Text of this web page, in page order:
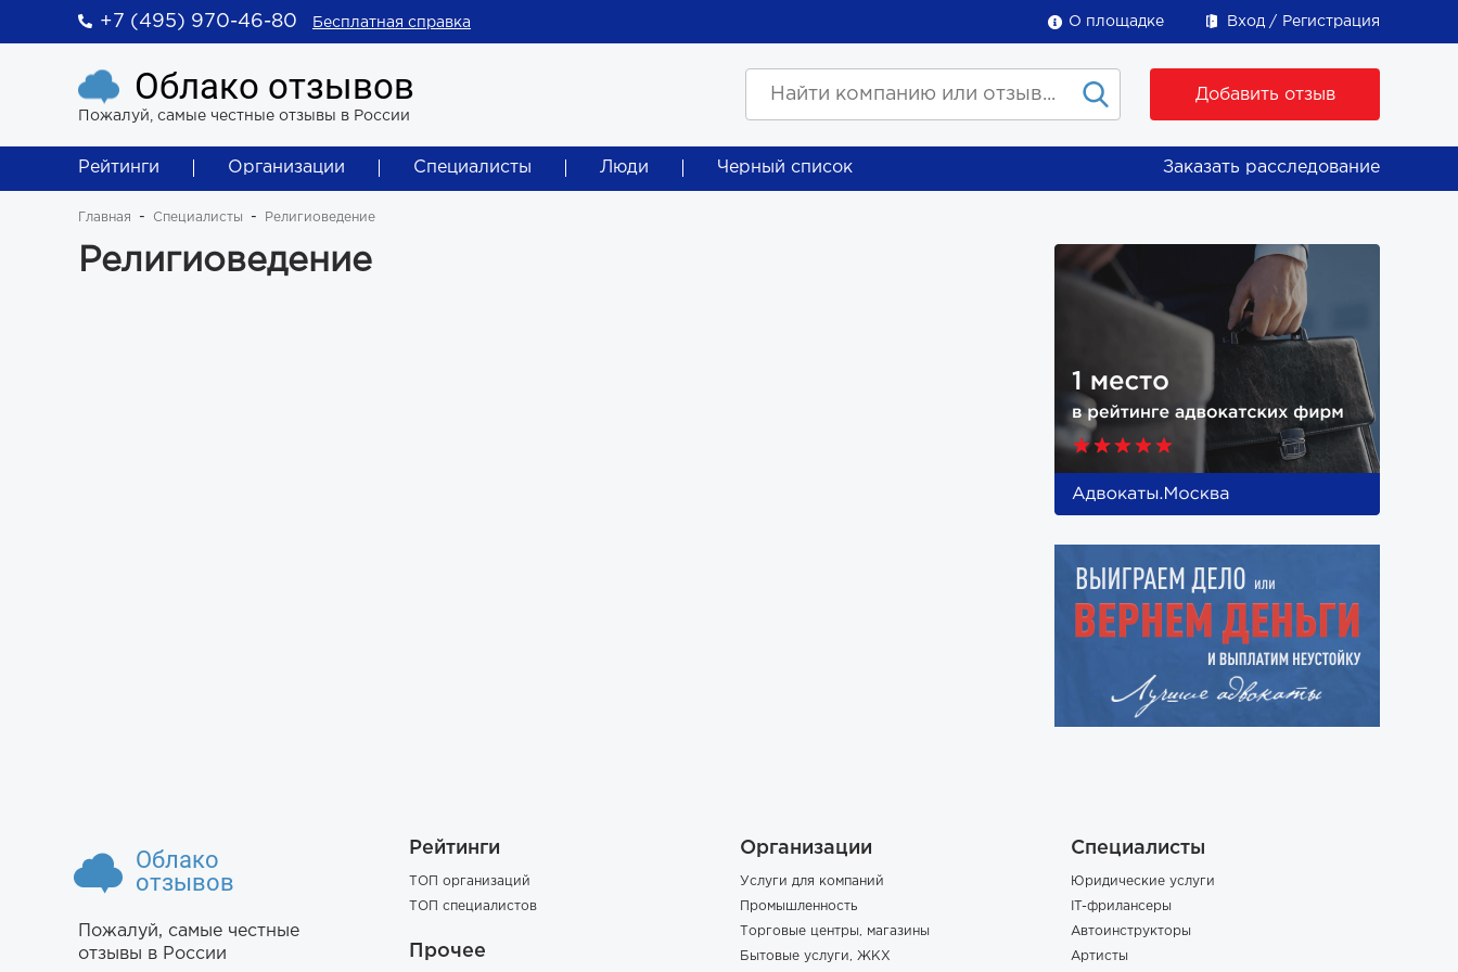
+7 (495) 970-46-80 Бесплатная справка О площадке Вход Регистрация
Облако отзывов
Пожалуй, самые честные отзывы в России
Добавить отзыв
Рейтинги Организации Специалисты Люди Черный список Заказать расследование
Главная Специалисты Религиоведение
Религиоведение
Облако
отзывов
Пожалуй, самые честные
отзывы в России
Рейтинги
ТОП организаций
ТОП специалистов
Прочее
Организации
Услуги для компаний
Промышленность
Торговые центры, магазины
Бытовые услуги, ЖКХ
Специалисты
Юридические услуги
IT-фрилансеры
Автоинструкторы
Артисты